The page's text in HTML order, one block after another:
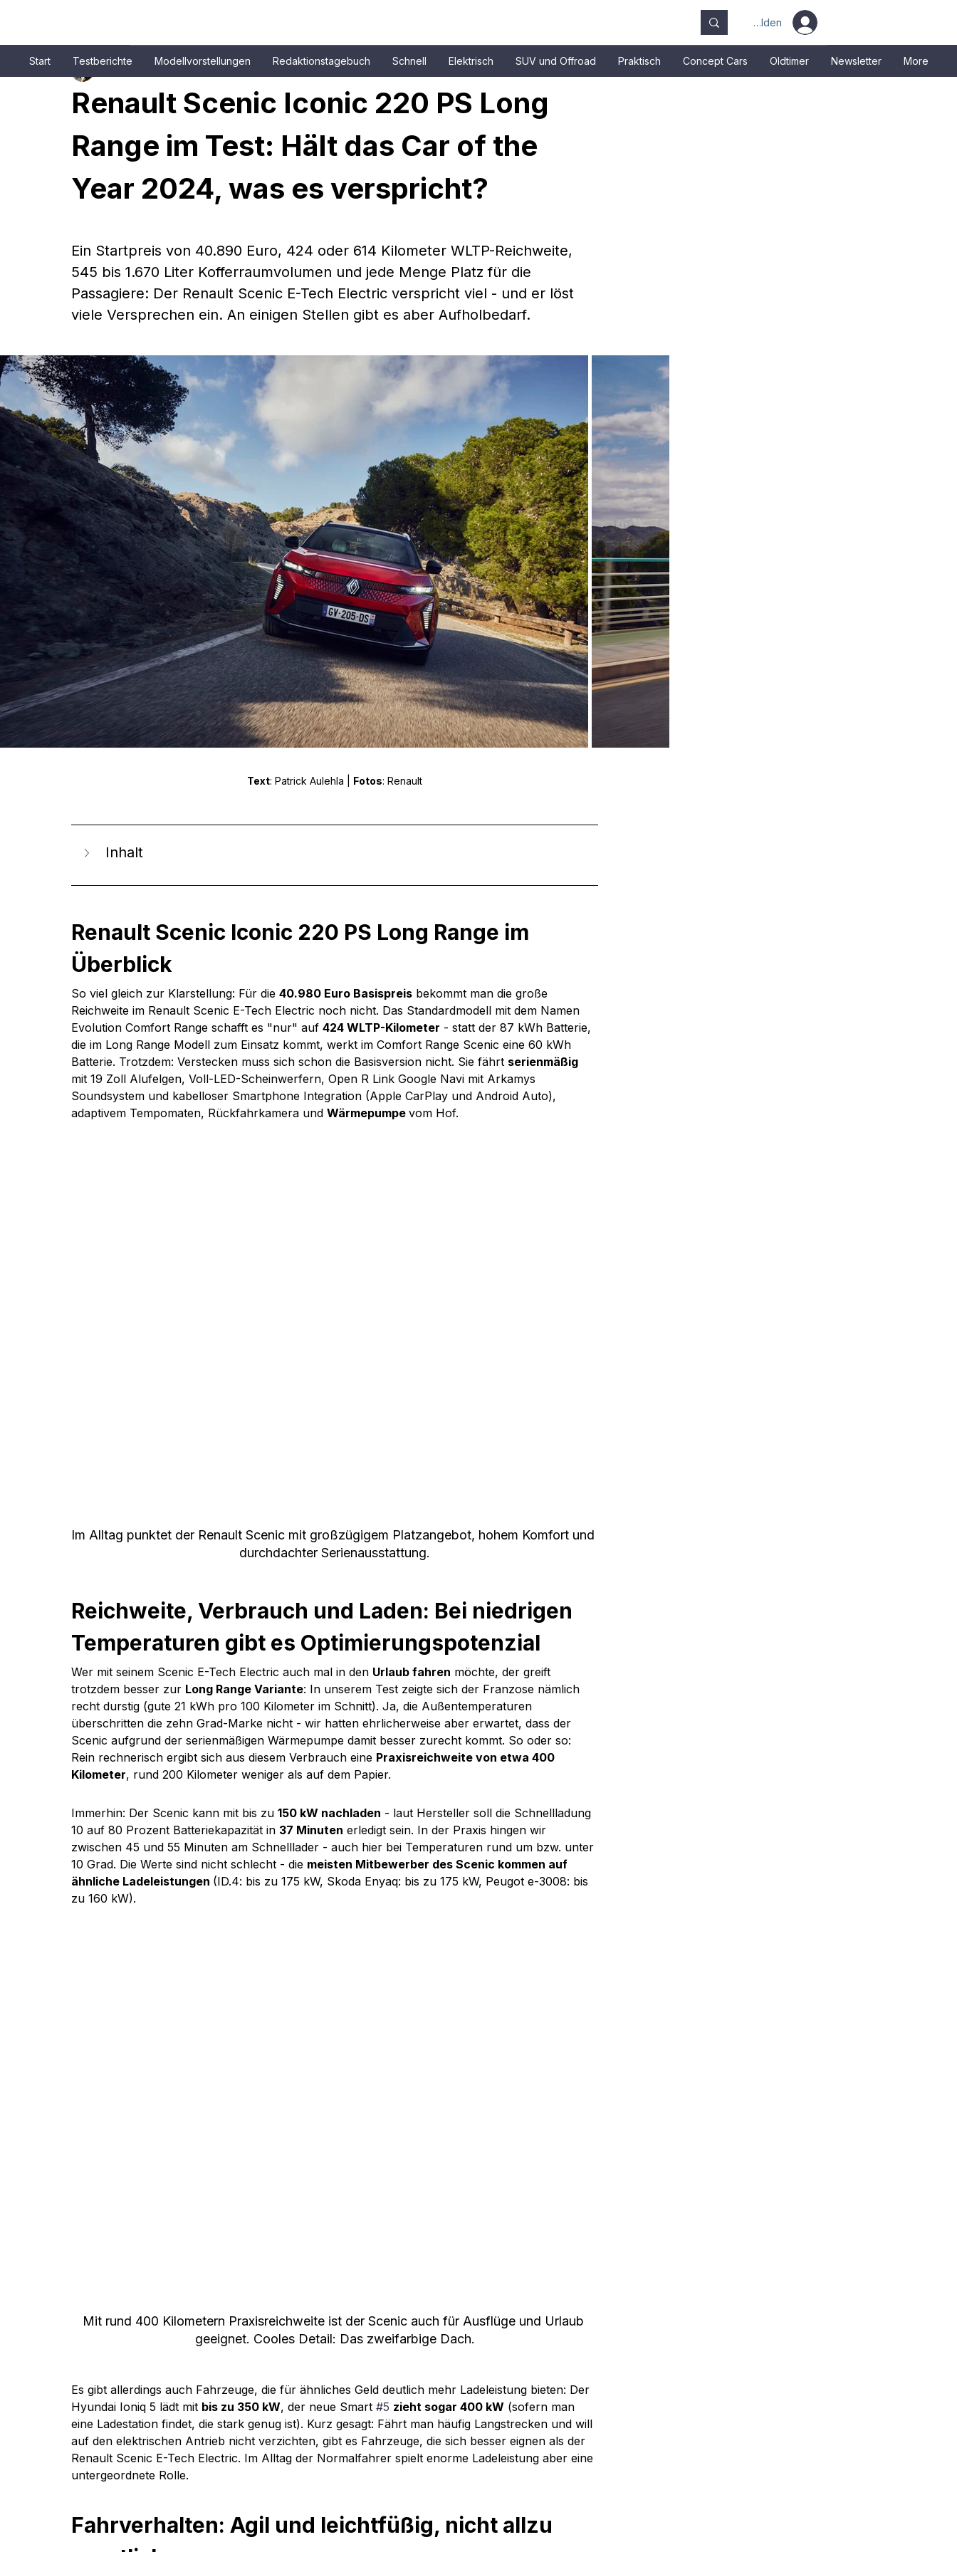
Anmelden
Start Testberichte Modellvorstellungen Redaktionstagebuch Schnell Elektrisch SUV und Offroad Praktisch Concept Cars Oldtimer Newsletter More
6 Min. Lesezeit
Renault Scenic Iconic 220 PS Long
Range im Test: Hält das Car of the
Year 2024, was es verspricht?
Ein Startpreis von 40.890 Euro, 424 oder 614 Kilometer WLTP-Reichweite,
545 bis 1.670 Liter Kofferraumvolumen und jede Menge Platz für die
Passagiere: Der Renault Scenic E-Tech Electric verspricht viel - und er löst
viele Versprechen ein. An einigen Stellen gibt es aber Aufholbedarf.
Text: Patrick Aulehla | Fotos: Renault
Inhalt
Renault Scenic Iconic 220 PS Long Range im
Überblick
So viel gleich zur Klarstellung: Für die 40.980 Euro Basispreis bekommt man die große
Reichweite im Renault Scenic E-Tech Electric noch nicht. Das Standardmodell mit dem Namen
Evolution Comfort Range schafft es "nur" auf 424 WLTP-Kilometer - statt der 87 kWh Batterie,
die im Long Range Modell zum Einsatz kommt, werkt im Comfort Range Scenic eine 60 kWh
Batterie. Trotzdem: Verstecken muss sich schon die Basisversion nicht. Sie fährt serienmäßig
mit 19 Zoll Alufelgen, Voll-LED-Scheinwerfern, Open R Link Google Navi mit Arkamys
Soundsystem und kabelloser Smartphone Integration (Apple CarPlay und Android Auto),
adaptivem Tempomaten, Rückfahrkamera und Wärmepumpe vom Hof.
Im Alltag punktet der Renault Scenic mit großzügigem Platzangebot, hohem Komfort und
durchdachter Serienausstattung.
Reichweite, Verbrauch und Laden: Bei niedrigen
Temperaturen gibt es Optimierungspotenzial
Wer mit seinem Scenic E-Tech Electric auch mal in den Urlaub fahren möchte, der greift
trotzdem besser zur Long Range Variante: In unserem Test zeigte sich der Franzose nämlich
recht durstig (gute 21 kWh pro 100 Kilometer im Schnitt). Ja, die Außentemperaturen
überschritten die zehn Grad-Marke nicht - wir hatten ehrlicherweise aber erwartet, dass der
Scenic aufgrund der serienmäßigen Wärmepumpe damit besser zurecht kommt. So oder so:
Rein rechnerisch ergibt sich aus diesem Verbrauch eine Praxisreichweite von etwa 400
Kilometer, rund 200 Kilometer weniger als auf dem Papier.
Immerhin: Der Scenic kann mit bis zu 150 kW nachladen - laut Hersteller soll die Schnellladung
10 auf 80 Prozent Batteriekapazität in 37 Minuten erledigt sein. In der Praxis hingen wir
zwischen 45 und 55 Minuten am Schnelllader - auch hier bei Temperaturen rund um bzw. unter
10 Grad. Die Werte sind nicht schlecht - die meisten Mitbewerber des Scenic kommen auf
ähnliche Ladeleistungen (ID.4: bis zu 175 kW, Skoda Enyaq: bis zu 175 kW, Peugot e-3008: bis
zu 160 kW).
Mit rund 400 Kilometern Praxisreichweite ist der Scenic auch für Ausflüge und Urlaub
geeignet. Cooles Detail: Das zweifarbige Dach.
Es gibt allerdings auch Fahrzeuge, die für ähnliches Geld deutlich mehr Ladeleistung bieten: Der
Hyundai Ioniq 5 lädt mit bis zu 350 kW, der neue Smart #5 zieht sogar 400 kW (sofern man
eine Ladestation findet, die stark genug ist). Kurz gesagt: Fährt man häufig Langstrecken und will
auf den elektrischen Antrieb nicht verzichten, gibt es Fahrzeuge, die sich besser eignen als der
Renault Scenic E-Tech Electric. Im Alltag der Normalfahrer spielt enorme Ladeleistung aber eine
untergeordnete Rolle.
Fahrverhalten: Agil und leichtfüßig, nicht allzu